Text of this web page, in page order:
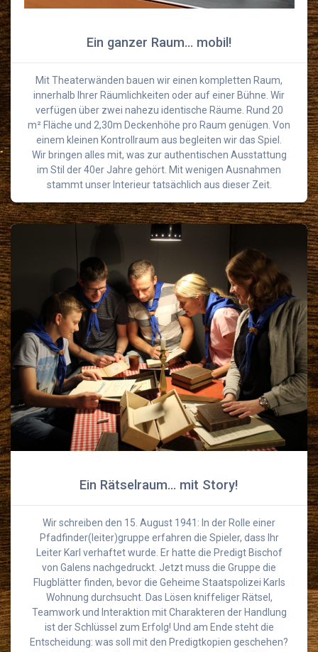
Ein ganzer Raum… mobil!
Mit Theaterwänden bauen wir einen kompletten Raum,
innerhalb Ihrer Räumlichkeiten oder auf einer Bühne. Wir
verfügen über zwei nahezu identische Räume. Rund 20
m² Fläche und 2,30m Deckenhöhe pro Raum genügen. Von
einem kleinen Kontrollraum aus begleiten wir das Spiel.
Wir bringen alles mit, was zur authentischen Ausstattung
im Stil der 40er Jahre gehört. Mit wenigen Ausnahmen
stammt unser Interieur tatsächlich aus dieser Zeit.
Ein Rätselraum… mit Story!
Wir schreiben den 15. August 1941: In der Rolle einer
Pfadfinder(leiter)gruppe erfahren die Spieler, dass Ihr
Leiter Karl verhaftet wurde. Er hatte die Predigt Bischof
von Galens nachgedruckt. Jetzt muss die Gruppe die
Flugblätter finden, bevor die Geheime Staatspolizei Karls
Wohnung durchsucht. Das Lösen kniffeliger Rätsel,
Teamwork und Interaktion mit Charakteren der Handlung
ist der Schlüssel zum Erfolg! Und am Ende steht die
Entscheidung: was soll mit den Predigtkopien geschehen?